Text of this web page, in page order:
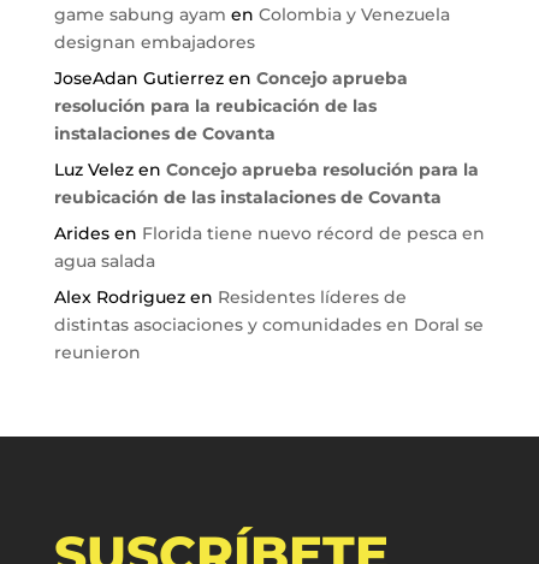
game sabung ayam en Colombia y Venezuela
designan embajadores
JoseAdan Gutierrezen Concejo aprueba
resolución para la reubicación de las
instalaciones de Covanta
Luz Velezen Concejo aprueba resolución para la
reubicación de las instalaciones de Covanta
Aridesen Florida tiene nuevo récord de pesca en
agua salada
Alex Rodriguezen Residentes líderes de
distintas asociaciones y comunidades en Doral se
reunieron